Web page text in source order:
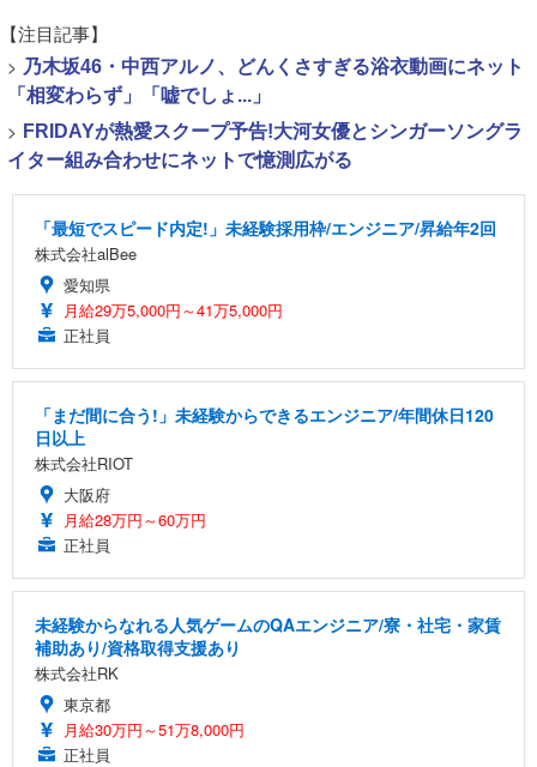
【注目記事】
> 乃木坂46・中西アルノ、どんくさすぎる浴衣動画にネット
「相変わらず」「嘘でしょ...」
> FRIDAYが熱愛スクープ予告!大河女優とシンガーソングラ
イター組み合わせにネットで憶測広がる
「最短でスピード内定!」未経験採用枠/エンジニア/昇給年2回
株式会社alBee
愛知県
月給29万5,000円～41万5,000円
正社員
「まだ間に合う!」未経験からできるエンジニア/年間休日120
日以上
株式会社RIOT
大阪府
月給28万円～60万円
正社員
未経験からなれる人気ゲームのQAエンジニア/寮・社宅・家賃
補助あり/資格取得支援あり
株式会社RK
東京都
月給30万円～51万8,000円
正社員